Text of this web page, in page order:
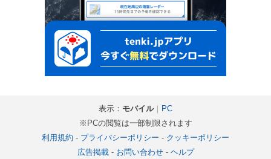
表示： モバイル｜ PC
※PCの閲覧は一部制限されます
利用規約 - プライバシーポリシー - クッキーポリシー
広告掲載- お問い合わせ- ヘルプ